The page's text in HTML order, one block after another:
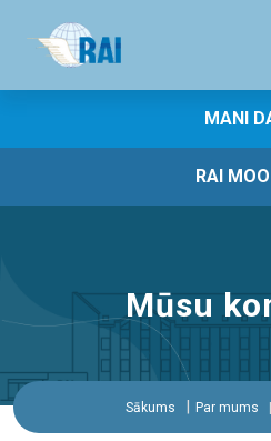
MANI
RAI
Mūsu
Sākums Par mums